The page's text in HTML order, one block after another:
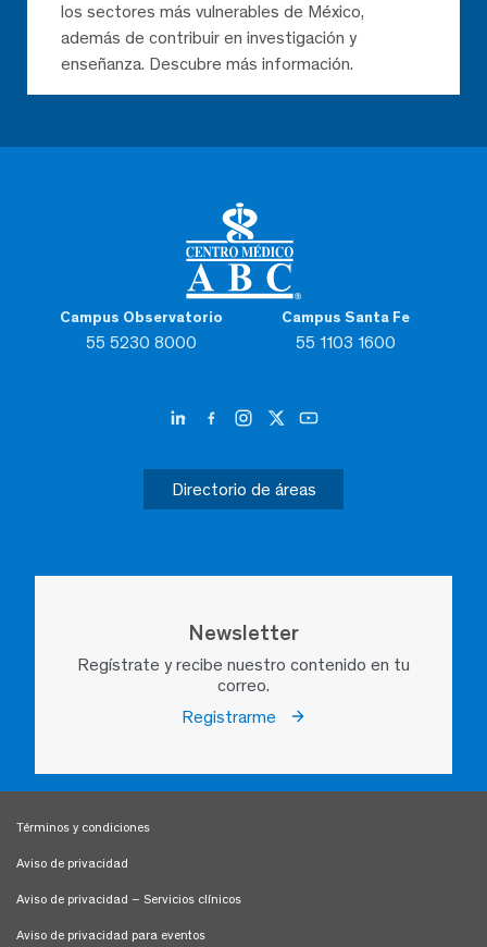
Campus Observatorio
55 5230 8000
Campus Santa Fe
55 1103 1600
Directorio de áreas
Newsletter
Regístrate y recibe nuestro contenido en tu
correo.
Registrarme
los sectores más vulnerables de México,
además de contribuir en investigación y
enseñanza. Descubre más información.
Términos y condiciones
Aviso de privacidad
Aviso de privacidad – Servicios clínicos
Aviso de privacidad para eventos